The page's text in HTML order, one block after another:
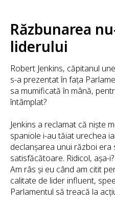
Răzbunarea
liderului
Robert Jenkins, căpitanul
s-a prezentat în fața
sa mumificată în mână,
întâmplat?
Jenkins a reclamat că niște
spaniole i-au tăiat urechea
declanșarea unui război era
satisfăcătoare. Ridicol, așa-
Am râs și eu când am citit
calitate de lider influent,
Parlamentul să treacă la